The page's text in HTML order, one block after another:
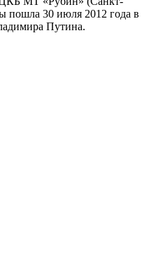
пошла 30 июля 2012 года в
Путина.